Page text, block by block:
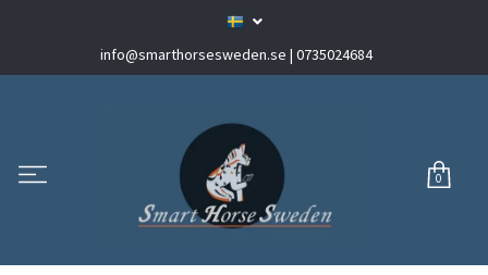
info@smarthorsesweden.se | 0735024684
0